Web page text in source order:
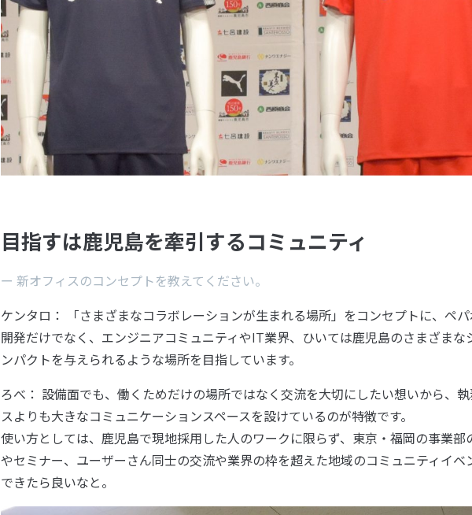
目指すは鹿児島を牽引するコミュニティ
ー 新オフィスのコンセプトを教えてください。
ケンタロ： 「さまざまなコラボレーションが生まれる場所」をコンセプトに、ペ
開発だけでなく、エンジニアコミュニティやIT業界、ひいては鹿児島のさまざまな
ンパクトを与えられるような場所を目指しています。
ろべ： 設備面でも、働くためだけの場所ではなく交流を大切にしたい想いから、執
スよりも大きなコミュニケーションスペースを設けているのが特徴です。
使い方としては、鹿児島で現地採用した人のワークに限らず、東京・福岡の事業部
やセミナー、ユーザーさん同士の交流や業界の枠を超えた地域のコミュニティイベ
できたら良いなと。